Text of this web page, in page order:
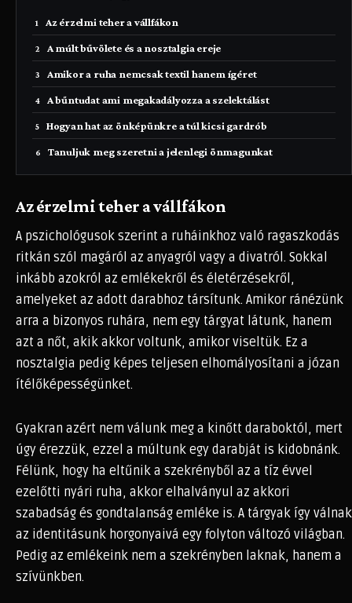
Az érzelmi teher a vállfákon
A múlt bűvölete és a nosztalgia ereje
Amikor a ruha nemcsak textil hanem ígéret
A bűntudat ami megakadályozza a szelektálást
Hogyan hat az önképünkre a túl kicsi gardrób
Tanuljuk meg szeretni a jelenlegi önmagunkat
Az érzelmi teher a vállfákon
A pszichológusok szerint a ruháinkhoz való ragaszkodás
ritkán szól magáról az anyagról vagy a divatról. Sokkal
inkább azokról az emlékekről és életérzésekről,
amelyeket az adott darabhoz társítunk. Amikor ránézünk
arra a bizonyos ruhára, nem egy tárgyat látunk, hanem
azt a nőt, akik akkor voltunk, amikor viseltük. Ez a
nosztalgia pedig képes teljesen elhomályosítani a józan
ítélőképességünket.
Gyakran azért nem válunk meg a kinőtt daraboktól, mert
úgy érezzük, ezzel a múltunk egy darabját is kidobnánk.
Félünk, hogy ha eltűnik a szekrényből az a tíz évvel
ezelőtti nyári ruha, akkor elhalványul az akkori
szabadság és gondtalanság emléke is. A tárgyak így válnak
az identitásunk horgonyaivá egy folyton változó világban.
Pedig az emlékeink nem a szekrényben laknak, hanem a
szívünkben.